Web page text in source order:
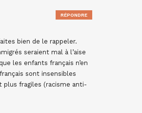
bien de le rappeler.
seraient mal à l’aise
les enfants français n’en
sont insensibles
plus fragiles (racisme anti-
RÉPONDRE